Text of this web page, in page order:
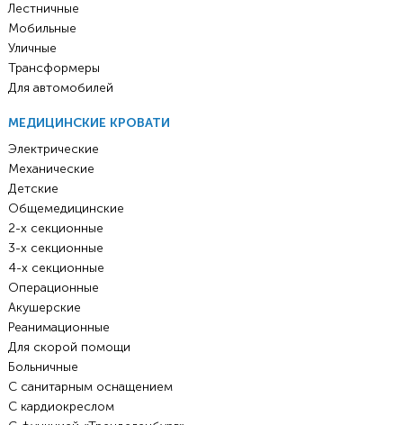
Лестничные
Мобильные
Уличные
Трансформеры
Для автомобилей
МЕДИЦИНСКИЕ КРОВАТИ
Электрические
Механические
Детские
Общемедицинские
2-х секционные
3-х секционные
4-х секционные
Операционные
Акушерские
Реанимационные
Для скорой помощи
Больничные
С санитарным оснащением
С кардиокреслом